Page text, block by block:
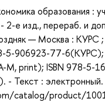
образования :
2-е изд., перераб. и
— Москва :
5-906923-77-6(КУРС);
print); ISBN 978-5-
Текст : электронный.
catalog/product/